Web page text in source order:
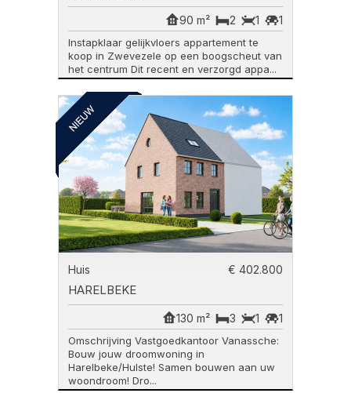
1
1
2
90 m²
Instapklaar gelijkvloers appartement te
koop in Zwevezele op een boogscheut van
het centrum Dit recent en verzorgd appa...
Huis € 402.800
HARELBEKE
1
1
3
130 m²
Omschrijving Vastgoedkantoor Vanassche:
Bouw jouw droomwoning in
Harelbeke/Hulste! Samen bouwen aan uw
woondroom! Dro...